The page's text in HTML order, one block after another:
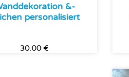
&-
personalisiert
30.00 €